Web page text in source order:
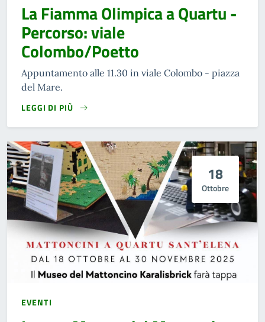
La Fiamma Olimpica a Quartu -
Percorso: viale
Colombo/Poetto
Appuntamento alle 11.30 in viale Colombo - piazza
del Mare.
LEGGI DI PIÙ
18
Ottobre
EVENTI